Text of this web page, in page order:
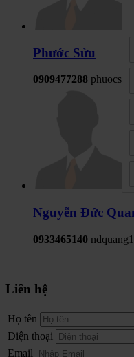
Phước Sửu
0909477288
Nguyễn Đức
0933465140
Liên hệ
Họ tên
Điện thoại
Email